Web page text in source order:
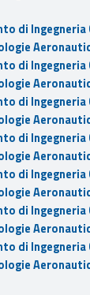
di
di
di
di
di
di
di